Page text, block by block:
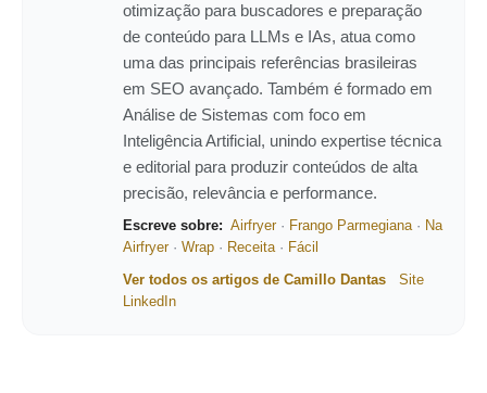
otimização para buscadores e preparação
de conteúdo para LLMs e IAs, atua como
uma das principais referências brasileiras
em SEO avançado. Também é formado em
Análise de Sistemas com foco em
Inteligência Artificial, unindo expertise técnica
e editorial para produzir conteúdos de alta
precisão, relevância e performance.
Escreve sobre: Airfryer· Frango Parmegiana· Na
Airfryer· Wrap · Receita· Fácil
Ver todos os artigos de Camillo Dantas
Site
LinkedIn